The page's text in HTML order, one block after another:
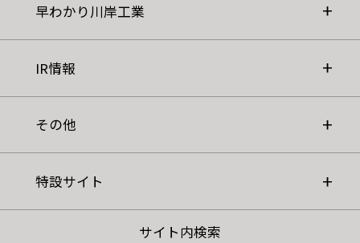
早わかり川岸工業
IR情報
その他
特設サイト
サイト内検索